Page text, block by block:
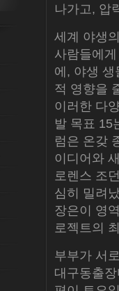
나가고, 압
세계 야생
사람들에
에, 야생
적 영향을
이러한 다
발 목표 15
럼은 온갖
이디어와
로렌스 조
심히 밀려
장은이 영
로젝트의
부부가 서
대구동출